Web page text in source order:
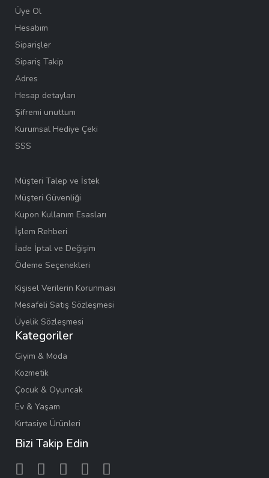
Üye Ol
Hesabım
Siparişler
Sipariş Takip
Adres
Hesap detayları
Şifremi unuttum
Kurumsal Hediye Çeki
SSS
Müşteri Talep ve İstek
Müşteri Güvenliği
Kupon Kullanım Esasları
İşlem Rehberi
İade İptal ve Değişim
Ödeme Seçenekleri
Kişisel Verilerin Korunması
Mesafeli Satış Sözleşmesi
Üyelik Sözleşmesi
Kategoriler
Giyim & Moda
Kozmetik
Çocuk & Oyuncak
Ev & Yaşam
Kırtasiye Ürünleri
Bizi Takip Edin